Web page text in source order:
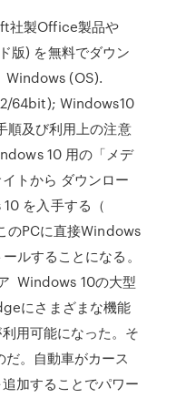
社製Office製品や
版) を無料でダウン
Windows (OS).
64bit); Windows10
及び利用上の注意
10 用の「メデ
トから ダウンロー
を入手する（
のPCに直接Windows
ルすることになる。
Windows 10の大型
にさまざまな機能
用可能になった。そ
。自動車がカース
加することでパワー